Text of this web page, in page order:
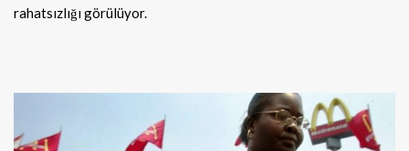
rahatsızlığı görülüyor.